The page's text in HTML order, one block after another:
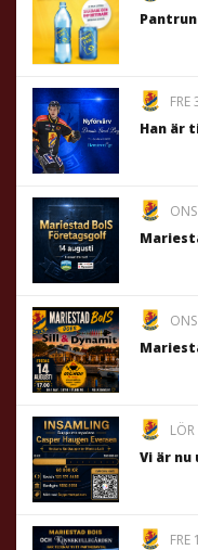
FRE
Han är
Vi är nu
FRE